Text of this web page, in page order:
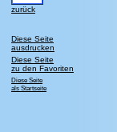
zurück
Diese Seite
ausdrucken
Diese Seite
zu den Favoriten
Diese Seite
als Startseite